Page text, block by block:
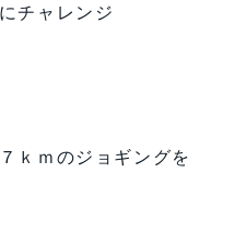
チャレンジ
ｋｍのジョギングを